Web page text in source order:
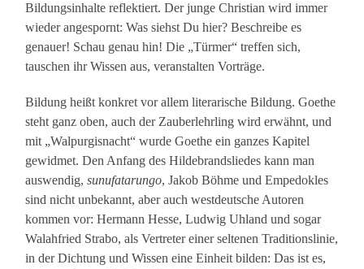
Bildungsinhalte reflektiert. Der junge Christian wird immer
wieder angespornt: Was siehst Du hier? Beschreibe es
genauer! Schau genau hin! Die „Türmer“ treffen sich,
tauschen ihr Wissen aus, veranstalten Vorträge.
Bildung heißt konkret vor allem literarische Bildung. Goethe
steht ganz oben, auch der Zauberlehrling wird erwähnt, und
mit „Walpurgisnacht“ wurde Goethe ein ganzes Kapitel
gewidmet. Den Anfang des Hildebrandsliedes kann man
auswendig,sunufatarungo, Jakob Böhme und Empedokles
sind nicht unbekannt, aber auch westdeutsche Autoren
kommen vor: Hermann Hesse, Ludwig Uhland und sogar
Walahfried Strabo, als Vertreter einer seltenen Traditionslinie,
in der Dichtung und Wissen eine Einheit bilden: Das ist es,